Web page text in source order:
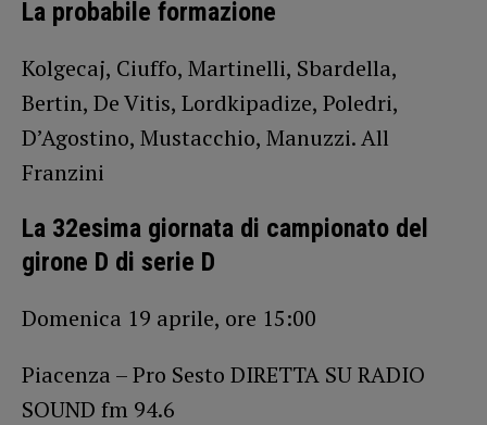
La probabile formazione
Kolgecaj, Ciuffo, Martinelli, Sbardella,
Bertin, De Vitis, Lordkipadize, Poledri,
D’Agostino, Mustacchio, Manuzzi. All
Franzini
La 32esima giornata di campionato del
girone D di serie D
Domenica 19 aprile, ore 15:00
Piacenza – Pro Sesto DIRETTA SU RADIO
SOUND fm 94.6